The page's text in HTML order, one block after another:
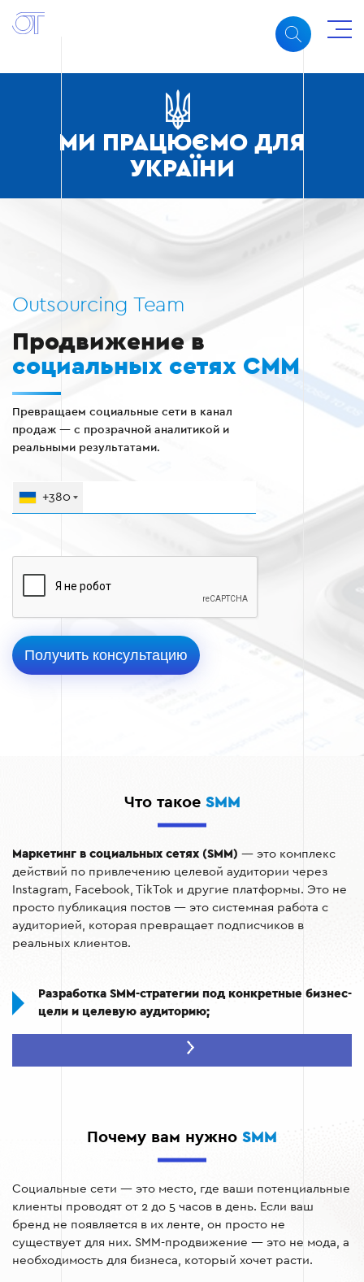
МИ ПРАЦЮЄМО ДЛЯ
УКРАЇНИ
Outsourcing Team
Продвижение в
социальных сетях СММ
Превращаем социальные сети в канал
продаж — с прозрачной аналитикой и
реальными результатами.
+380
Что такое SMM
Маркетинг в социальных сетях (SMM) — это комплекс
действий по привлечению целевой аудитории через
Instagram, Facebook, TikTok и другие платформы. Это не
просто публикация постов — это системная работа с
аудиторией, которая превращает подписчиков в
реальных клиентов.
Разработка SMM-стратегии под конкретные бизнес-
цели и целевую аудиторию;
Создание контента: тексты, визуал, Reels, Stories
Аналитика и оптимизация кампаний на основе KPI:
охват, вовлечённость, конверсия;
Регулярная отчётность — вы видите результат
каждый месяц в цифрах, а не в общих словах.
Почему вам нужно SMM
Социальные сети — это место, где ваши потенциальные
клиенты проводят от 2 до 5 часов в день. Если ваш
бренд не появляется в их ленте, он просто не
существует для них. SMM-продвижение — это не мода, а
необходимость для бизнеса, который хочет расти.